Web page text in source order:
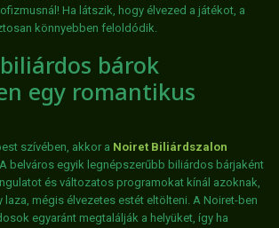
Ha látszik, hogy élvezed a játékot, a
könnyebben feloldódik.
bárok
egy romantikus
szívében, akkor a Noiret Biliárdszalon
belváros egyik legnépszerűbb biliárdos bárjaként
és változatos programokat kínál azoknak,
laza, mégis élvezetes estét eltölteni. A Noiret-ben
egyaránt megtalálják a helyüket, így ha